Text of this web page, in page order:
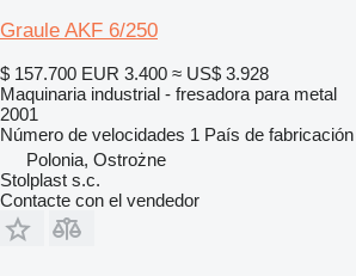
Graule AKF 6/250
$ 157.700 EUR 3.400 ≈ US$ 3.928
Maquinaria industrial - fresadora para metal
2001
Número de velocidades 1 País de fabricación
Polonia, Ostrożne
Stolplast s.c.
Contacte con el vendedor